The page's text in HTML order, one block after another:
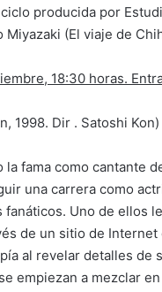
producida por
Miyazaki (El viaje de
18:30 horas.
1998. Dir . Satoshi Kon)
la fama como cantante
una carrera como
fanáticos. Uno de ellos
de un sitio de Internet
al revelar detalles de
empiezan a mezclar